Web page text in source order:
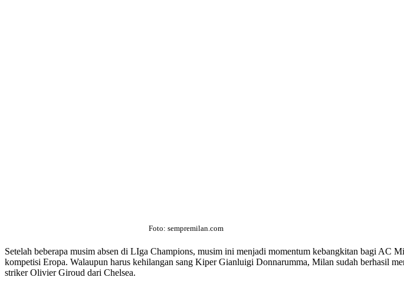
Foto: sempremilan.com
Setelah beberapa musim absen di LIga Champions, musim ini menjadi momentum kebangkitan bagi AC
kompetisi Eropa. Walaupun harus kehilangan sang Kiper Gianluigi Donnarumma, Milan sudah berhasil
striker Olivier Giroud dari Chelsea.